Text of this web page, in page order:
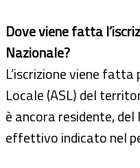
Dove viene fatta
Nazionale?
L’iscrizione viene
Locale (ASL) del
è ancora residente,
effettivo indicato nel